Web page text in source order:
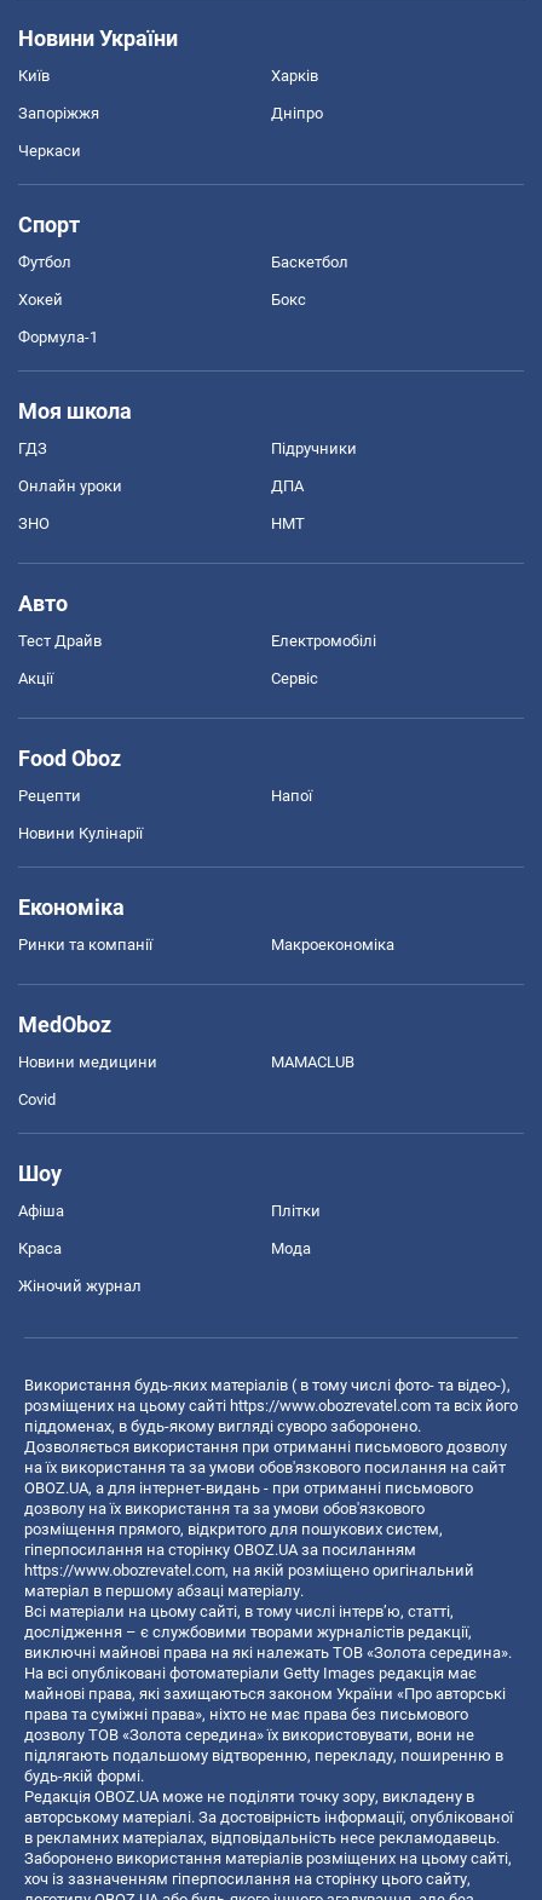
Новини України
Київ Харків
Запоріжжя Дніпро
Черкаси
Спорт
Футбол Баскетбол
Хокей Бокс
Формула-1
Моя школа
ГДЗ Підручники
Онлайн уроки ДПА
ЗНО НМТ
Авто
Тест Драйв Електромобілі
Акції Сервіс
Food Oboz
Рецепти Напої
Новини Кулінарії
Економіка
Ринки та компанії Макроекономіка
MedOboz
Новини медицини MAMACLUB
Covid
Шоу
Афіша Плітки
Краса Мода
Жіночий журнал
Використання будь-яких матеріалів ( в тому числі фото- та відео-),
розміщених на цьому сайті https://www.obozrevatel.com та всіх його
піддоменах, в будь-якому вигляді суворо заборонено.
Дозволяється використання при отриманні письмового дозволу
на їх використання та за умови обов'язкового посилання на сайт
OBOZ.UA, а для інтернет-видань - при отриманні письмового
дозволу на їх використання та за умови обов'язкового
розміщення прямого, відкритого для пошукових систем,
гіперпосилання на сторінку OBOZ.UA за посиланням
https://www.obozrevatel.com, на якій розміщено оригінальний
матеріал в першому абзаці матеріалу.
Всі матеріали на цьому сайті, в тому числі інтерв’ю, статті,
дослідження – є службовими творами журналістів редакції,
виключні майнові права на які належать ТОВ «Золота середина».
На всі опубліковані фотоматеріали Getty Images редакція має
майнові права, які захищаються законом України «Про авторські
права та суміжні права», ніхто не має права без письмового
дозволу ТОВ «Золота середина» їх використовувати, вони не
підлягають подальшому відтворенню, перекладу, поширенню в
будь-якій формі.
Редакція OBOZ.UA може не поділяти точку зору, викладену в
авторському матеріалі. За достовірність інформації, опублікованої
в рекламних матеріалах, відповідальність несе рекламодавець.
Заборонено використання матеріалів розміщених на цьому сайті,
хоч із зазначенням гіперпосилання на сторінку цього сайту,